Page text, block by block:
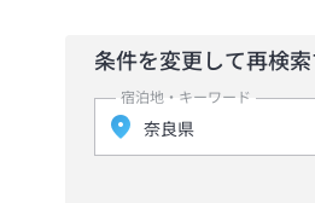
条件を変更して再検索
宿泊地・キーワード